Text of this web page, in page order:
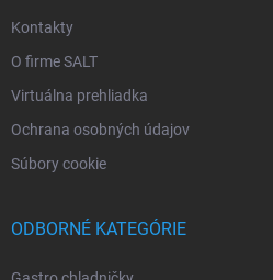
Kontakty
O firme SALT
Virtuálna prehliadka
Ochrana osobných údajov
Súbory cookie
ODBORNÉ KATEGÓRIE